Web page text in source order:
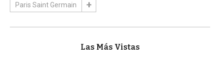
Paris Saint Germain
Las Más Vistas